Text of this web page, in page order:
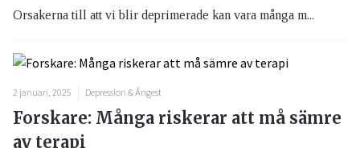
Orsakerna till att vi blir deprimerade kan vara många m...
2 januari, 2025 Depression & Ångest
Forskare: Många riskerar att må sämre
av terapi